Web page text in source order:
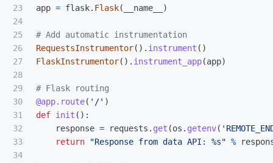
23
24
25
26
27
28
29
30
31
32
33
34
app = flask. Flask( __name__ )
RequestsInstrumentor(). instrument ()
FlaskInstrumentor(). instrument_app(app)
@app.route( ' /' )
def init ():
response = requests . get (os . getenv( '
return
"Response from data API: %s" %